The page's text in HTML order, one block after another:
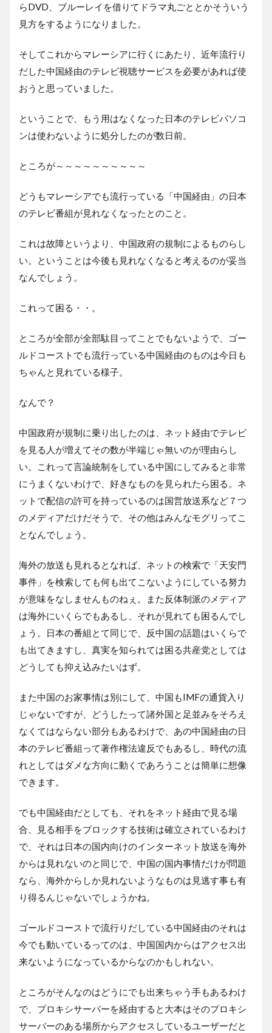
らDVD、ブルーレイを借りてドラマ丸ごととかそういう
見方をするようになりました。
そしてこれからマレーシアに行くにあたり、近年流行り
だした中国経由のテレビ視聴サービスを必要があれば使
おうと思っていました。
ということで、もう用はなくなった日本のテレビパソコ
ンは使わないように処分したのが数日前。
ところが～～～～～～～～～～
どうもマレーシアでも流行っている「中国経由」の日本
のテレビ番組が見れなくなったとのこと。
これは故障というより、中国政府の規制によるものらし
い。ということは今後も見れなくなると考えるのが妥当
なんでしょう。
これって困る・・。
ところが全部が全部駄目ってことでもないようで、ゴー
ルドコーストでも流行っている中国経由のものは今日も
ちゃんと見れている様子。
なんで？
中国政府が規制に乗り出したのは、ネット経由でテレビ
を見る人が増えてその数が半端じゃ無いのが理由らし
い。これって言論統制をしている中国にしてみると非常
にうまくないわけで、好きなものを見られたら困る。ネ
ットで配信の許可を持っているのは国営放送系など７つ
のメディアだけだそうで、その他はみんなモグリってこ
となんでしょう。
海外の放送も見れるとなれば、ネットの検索で「天安門
事件」を検索しても何も出てこないようにしている努力
が意味をなしませんものねぇ。また反体制派のメディア
は海外にいくらでもあるし、それが見れても困るんでし
ょう。日本の番組とて同じで、反中国の話題はいくらで
も出てきますし、真実を知られては困る共産党としては
どうしても抑え込みたいはず。
また中国のお家事情は別にして、中国もIMFの通貨入り
じゃないですが、どうしたって諸外国と足並みをそろえ
なくてはならない部分もあるわけで、あの中国経由の日
本のテレビ番組って著作権法違反でもあるし、時代の流
れとしてはダメな方向に動くであろうことは簡単に想像
できます。
でも中国経由だとしても、それをネット経由で見る場
合、見る相手をブロックする技術は確立されているわけ
で、それは日本の国内向けのインターネット放送を海外
からは見れないのと同じで、中国の国内事情だけが問題
なら、海外からしか見れないようなものは見逃す事も有
り得るんじゃないでしょうかね。
ゴールドコーストで流行りだしている中国経由のそれは
今でも動いているってのは、中国国内からはアクセス出
来ないようになっているからなのかもしれない。
ところがそんなのはどうにでも出来ちゃう手もあるわけ
で、プロキシサーバーを経由すると大本はそのプロキシ
サーバーのある場所からアクセスしているユーザーだと